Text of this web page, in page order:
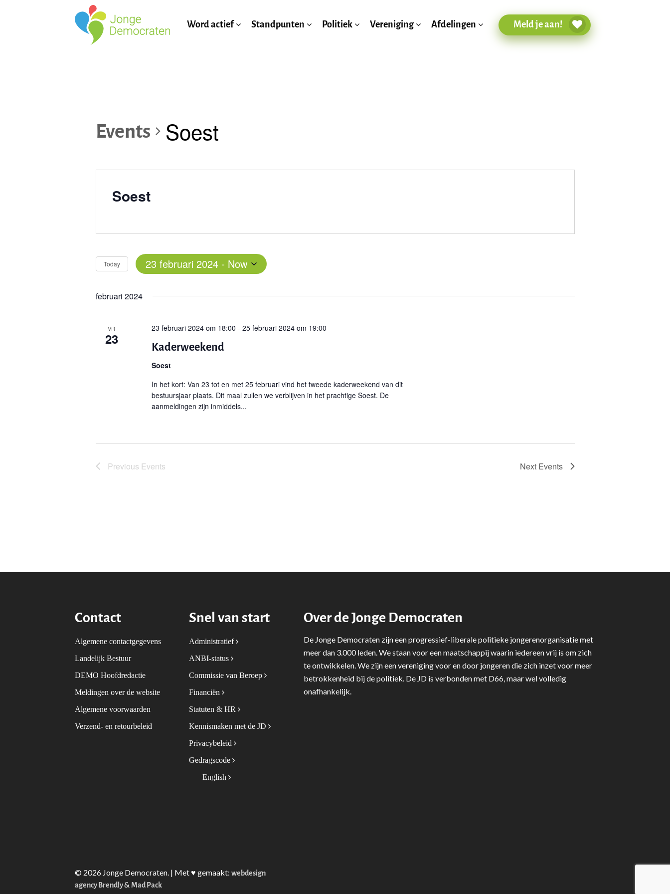
Word actief Standpunten Politiek Vereniging Afdelingen Meld je aan!
Events Soest
Soest
Today 23 februari 2024 - Now
date.
februari 2024
VR
23
23 februari 2024 om 18:00 - 25 februari 2024 om 19:00
Kaderweekend
Soest
In het kort: Van 23 tot en met 25 februari vind het tweede kaderweekend van dit
bestuursjaar plaats. Dit maal zullen we verblijven in het prachtige Soest. De
aanmeldingen zijn inmiddels...
Previous Events Next Events
Contact
Algemene contactgegevens
Landelijk Bestuur
DEMO Hoofdredactie
Meldingen over de website
Algemene voorwaarden
Verzend- en retourbeleid
Snel van start
Administratief
ANBI-status
Commissie van Beroep
Financiën
Statuten & HR
Kennismaken met de JD
Privacybeleid
Gedragscode
English
Over de Jonge Democraten
De Jonge Democraten zijn een progressief-liberale politieke jongerenorganisatie met
meer dan 3.000 leden. We staan voor een maatschappij waarin iedereen vrij is om zich
te ontwikkelen. We zijn een vereniging voor en door jongeren die zich inzet voor meer
betrokkenheid bij de politiek. De JD is verbonden met D66, maar wel volledig
onafhankelijk.
© 2026 Jonge Democraten. | Met ♥︎ gemaakt: webdesign
agency Brendly& Mad Pack